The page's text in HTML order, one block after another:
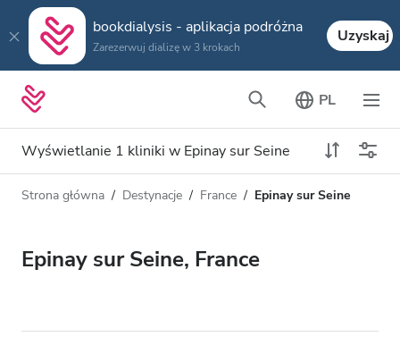
bookdialysis - aplikacja podróżna
Zarezerwuj dializę w 3 krokach
Uzyskaj
PL
Wyświetlanie 1 kliniki w Epinay sur Seine
Typ dializy
Wszystkie dializy
Odległość
Strona główna Destynacje France Epinay sur Seine
Epinay sur Seine, France